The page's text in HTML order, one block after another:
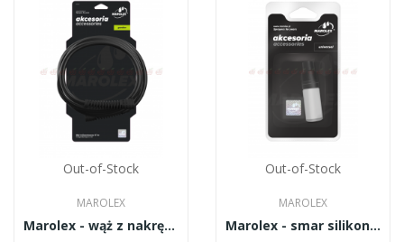
Out-of-Stock
MAROLEX
Marolex - wąż z nakrętkami 1,7m R011D-H
Out-of-Stock
MAROLEX
Marolex - smar silikonowy 1szt Z05